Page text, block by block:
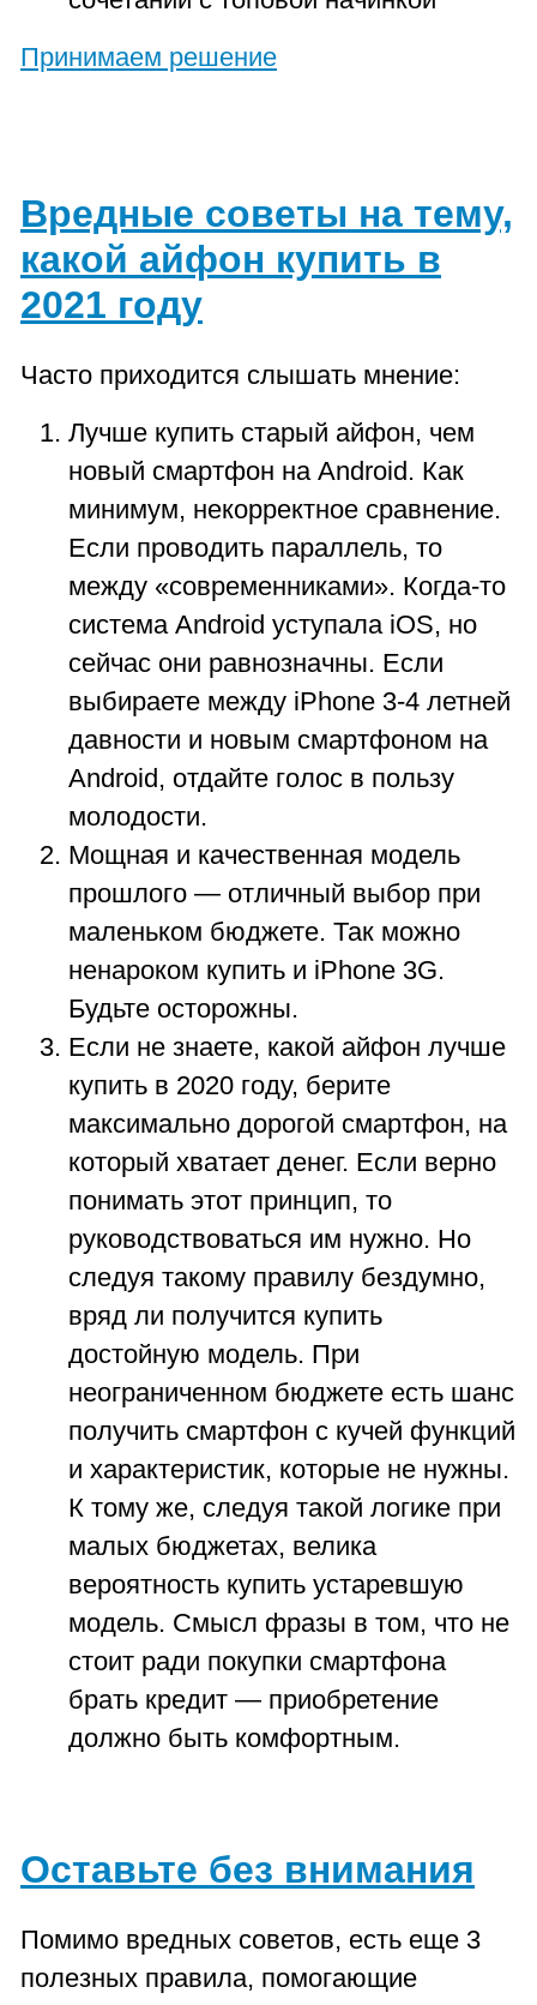
Принимаем решение
Вредные советы на тему,
какой айфон купить в
2021 году
Часто приходится слышать мнение:
Лучше купить старый айфон, чем
новый смартфон на Android. Как
минимум, некорректное сравнение.
Если проводить параллель, то
между «современниками». Когда-то
система Android уступала iOS, но
сейчас они равнозначны. Если
выбираете между iPhone 3-4 летней
давности и новым смартфоном на
Android, отдайте голос в пользу
молодости.
Мощная и качественная модель
прошлого — отличный выбор при
маленьком бюджете. Так можно
ненароком купить и iPhone 3G.
Будьте осторожны.
Если не знаете, какой айфон лучше
купить в 2020 году, берите
максимально дорогой смартфон, на
который хватает денег. Если верно
понимать этот принцип, то
руководствоваться им нужно. Но
следуя такому правилу бездумно,
вряд ли получится купить
достойную модель. При
неограниченном бюджете есть шанс
получить смартфон с кучей функций
и характеристик, которые не нужны.
К тому же, следуя такой логике при
малых бюджетах, велика
вероятность купить устаревшую
модель. Смысл фразы в том, что не
стоит ради покупки смартфона
брать кредит — приобретение
должно быть комфортным.
Оставьте без внимания
Помимо вредных советов, есть еще 3
полезных правила, помогающие